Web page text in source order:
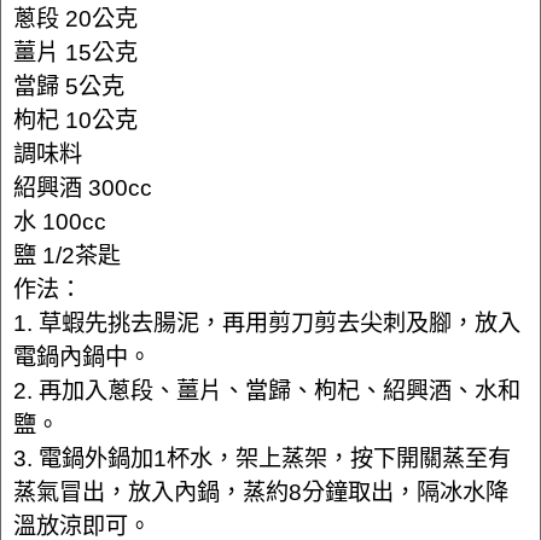
蔥段 20公克
薑片 15公克
當歸 5公克
枸杞 10公克
調味料
紹興酒 300cc
水 100cc
鹽 1/2茶匙
作法：
1. 草蝦先挑去腸泥，再用剪刀剪去尖刺及腳，放入
電鍋內鍋中。
2. 再加入蔥段、薑片、當歸、枸杞、紹興酒、水和
鹽。
3. 電鍋外鍋加1杯水，架上蒸架，按下開關蒸至有
蒸氣冒出，放入內鍋，蒸約8分鐘取出，隔冰水降
溫放涼即可。